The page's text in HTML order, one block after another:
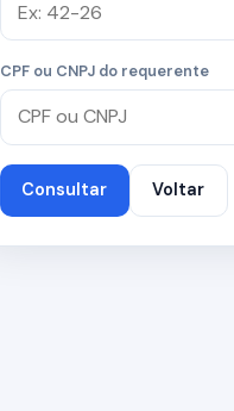
CPF ou CNPJ do requerente
Consultar Voltar